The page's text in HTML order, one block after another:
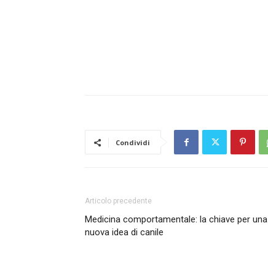
Condividi
Articolo precedente
Medicina comportamentale: la chiave per una
nuova idea di canile